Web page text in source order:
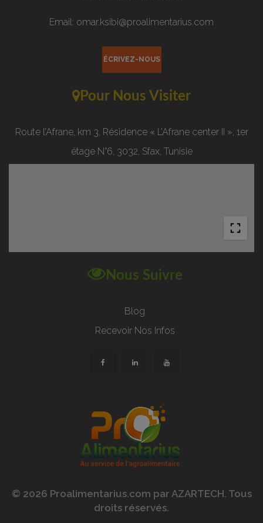
Email: omar.ksibi@proalimentarius.com
ÉCRIVEZ-NOUS
Pour Nous Visiter
Route l’Afrane, km 3, Résidence « L’Afrane center II », 1er
étage N°6, 3032, Sfax, Tunisie
Nous Suivre
Blog
Recevoir Nos Infos
© 2026 Proalimentarius.com par AZARTECH. Tous
droits réservés.